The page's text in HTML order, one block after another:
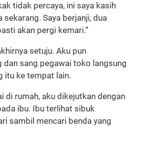
tidak percaya, ini saya kasih
sekarang. Saya berjanji, dua
akan pergi kemari.”
setuju. Aku pun
dan sang pegawai toko langsung
itu ke tempat lain.
di rumah, aku dikejutkan dengan
ibu. Ibu terlihat sibuk
sambil mencari benda yang